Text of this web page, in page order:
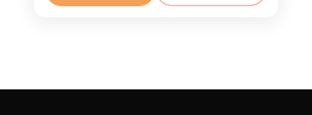
y Dubái 🇹🇷🇦🇪! Recorre Estambul,